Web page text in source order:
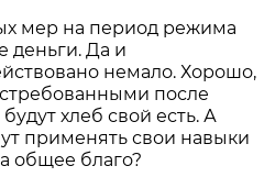
мер на период режима
деньги. Да и
немало. Хорошо,
после
хлеб свой есть. А
применять свои навыки
общее благо?